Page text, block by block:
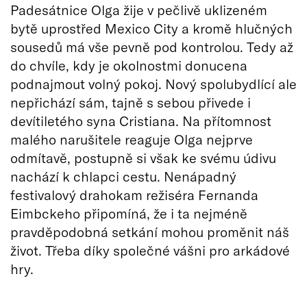
Padesátnice Olga žije v pečlivě uklizeném
bytě uprostřed Mexico City a kromě hlučných
sousedů má vše pevně pod kontrolou. Tedy až
do chvíle, kdy je okolnostmi donucena
podnajmout volný pokoj. Nový spolubydlící ale
nepřichází sám, tajně s sebou přivede i
devítiletého syna Cristiana. Na přítomnost
malého narušitele reaguje Olga nejprve
odmítavě, postupně si však ke svému údivu
nachází k chlapci cestu. Nenápadný
festivalový drahokam režiséra Fernanda
Eimbckeho připomíná, že i ta nejméně
pravděpodobná setkání mohou proměnit náš
život. Třeba díky společné vášni pro arkádové
hry.